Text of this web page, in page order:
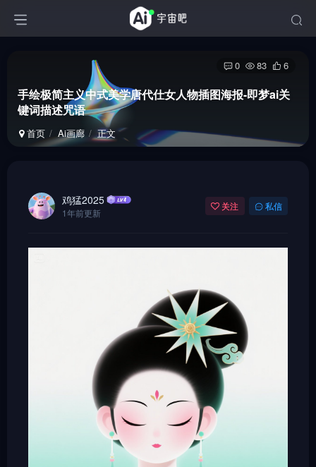
手绘极简主义中式美学唐代仕女人物插图海报-即梦ai关
键词描述咒语
首页 Ai画廊 正文
0 83 6
鸡猛2025
1年前更新
关注 私信